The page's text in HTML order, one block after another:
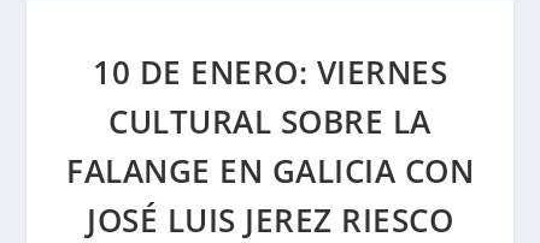
10 DE ENERO: VIERNES
CULTURAL SOBRE LA
FALANGE EN GALICIA CON
JOSÉ LUIS JEREZ RIESCO